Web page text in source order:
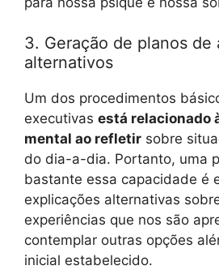
3. Geração de planos de
alternativos
Um dos procedimentos
executivas está relacionado
mental ao refletir sobre
do dia-a-dia. Portanto, uma
bastante essa capacidade é
explicações alternativas
experiências que nos são
contemplar outras opções
inicial estabelecido.